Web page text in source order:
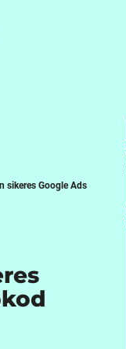
sikeres Google Ads